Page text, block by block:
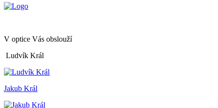
V optice Vás obslouží
Ludvík Král
Jakub Král